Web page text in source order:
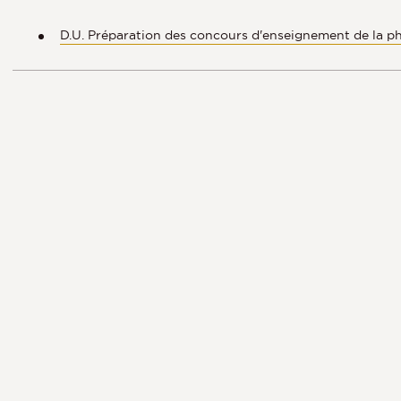
D.U. Préparation des concours d'enseignement de la